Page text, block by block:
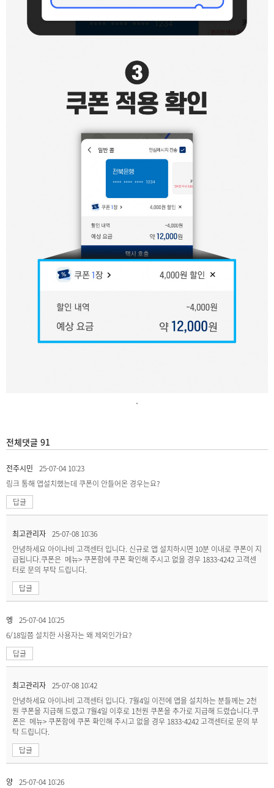
.
전체댓글 91
전주시민
25-07-04 10:23
링크 통해 앱설치했는데 쿠폰이 안들어온 경우는요?
답글
최고관리자 25-07-08 10:36
안녕하세요 아이나비 고객센터 입니다. 신규로 앱 설치하시면 10분 이내로 쿠폰이 지
급됩니다.쿠폰은 메뉴> 쿠폰함에 쿠폰 확인해 주시고 없을 경우 1833-4242 고객센
터로 문의 부탁 드립니다.
답글
엥
25-07-04 10:25
6/18일쯤 설치한 사용자는 왜 제외인가요?
답글
최고관리자 25-07-08 10:42
안녕하세요 아이나비 고객센터 입니다. 7월4일 이전에 앱을 설치하는 분들께는 2천
원 쿠폰을 지급해 드렸고 7월4일 이후로 1천원 쿠폰을 추가로 지급해 드렸습니다.쿠
폰은 메뉴> 쿠폰함에 쿠폰 확인해 주시고 없을 경우 1833-4242 고객센터로 문의 부
탁 드립니다.
답글
양 25-07-04 10:26